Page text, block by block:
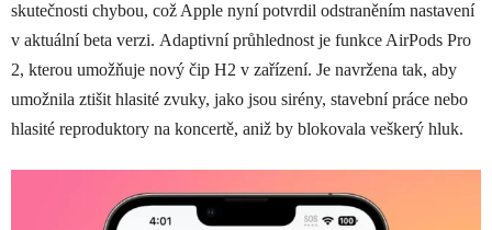
skutečnosti chybou, což Apple nyní potvrdil odstraněním nastavení
v aktuální beta verzi. Adaptivní průhlednost je funkce ‌AirPods Pro‌
2, kterou umožňuje nový čip H2 v zařízení. Je navržena tak, aby
umožnila ztišit hlasité zvuky, jako jsou sirény, stavební práce nebo
hlasité reproduktory na koncertě, aniž by blokovala veškerý hluk.